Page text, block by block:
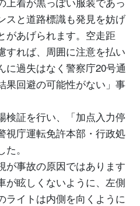
と道路標識も発見を妨げ
あげられます。空走距
すれば、周囲に注意を払い
に過失はなく警察庁20号通
果回避の可能性がない」事
検証を行い、「加点入力停
視庁運転免許本部・行政処
。
が事故の原因ではあります
が眩しくないように、左側
ライトは内側を向くように